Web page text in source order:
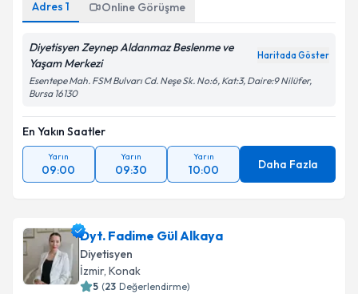
Adres 1 Online Görüşme
Diyetisyen Zeynep Aldanmaz Beslenme ve
Yaşam Merkezi
Haritada Göster
Esentepe Mah. FSM Bulvarı Cd. Neşe Sk. No:6, Kat:3, Daire:9 Nilüfer,
Bursa 16130
En Yakın Saatler
Yarın
09:00
Yarın
09:30
Yarın
10:00 Daha Fazla
Dyt. Fadime Gül Alkaya
Diyetisyen
İzmir, Konak
5 (23 Değerlendirme)